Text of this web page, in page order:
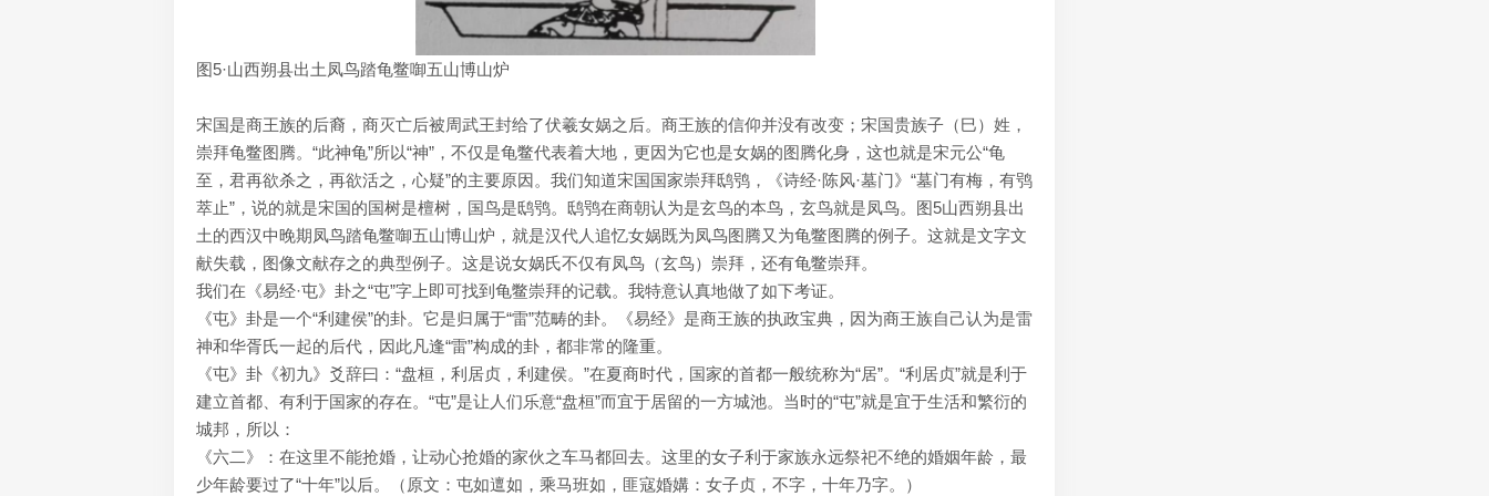
图5·山西朔县出土凤鸟踏龟鳖啣五山博山炉
宋国是商王族的后裔，商灭亡后被周武王封给了伏羲女娲之后。商王族的信仰并没有改变；宋国贵族子（巳）姓，
崇拜龟鳖图腾。“此神龟”所以“神”，不仅是龟鳖代表着大地，更因为它也是女娲的图腾化身，这也就是宋元公“龟
至，君再欲杀之，再欲活之，心疑”的主要原因。我们知道宋国国家崇拜鸱鸮，《诗经·陈风·墓门》“墓门有梅，有鸮
萃止”，说的就是宋国的国树是檀树，国鸟是鸱鸮。鸱鸮在商朝认为是玄鸟的本鸟，玄鸟就是凤鸟。图5山西朔县出
土的西汉中晚期凤鸟踏龟鳖啣五山博山炉，就是汉代人追忆女娲既为凤鸟图腾又为龟鳖图腾的例子。这就是文字文
献失载，图像文献存之的典型例子。这是说女娲氏不仅有凤鸟（玄鸟）崇拜，还有龟鳖崇拜。
我们在《易经·屯》卦之“屯”字上即可找到龟鳖崇拜的记载。我特意认真地做了如下考证。
《屯》卦是一个“利建侯”的卦。它是归属于“雷”范畴的卦。《易经》是商王族的执政宝典，因为商王族自己认为是雷
神和华胥氏一起的后代，因此凡逢“雷”构成的卦，都非常的隆重。
《屯》卦《初九》爻辞曰：“盘桓，利居贞，利建侯。”在夏商时代，国家的首都一般统称为“居”。“利居贞”就是利于
建立首都、有利于国家的存在。“屯”是让人们乐意“盘桓”而宜于居留的一方城池。当时的“屯”就是宜于生活和繁衍的
城邦，所以：
《六二》：在这里不能抢婚，让动心抢婚的家伙之车马都回去。这里的女子利于家族永远祭祀不绝的婚姻年龄，最
少年龄要过了“十年”以后。（原文：屯如邅如，乘马班如，匪寇婚媾：女子贞，不字，十年乃字。）